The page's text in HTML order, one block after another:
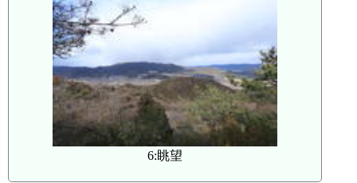
6:眺望